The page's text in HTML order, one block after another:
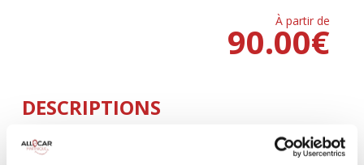
À partir de
€
90.00
DESCRIPTIONS
AUTOMATIQUE